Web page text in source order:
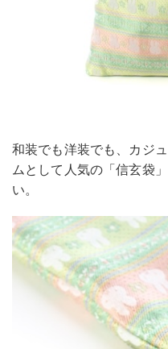
和装でも洋装でも、カジ
ムとして人気の「信玄袋
い。